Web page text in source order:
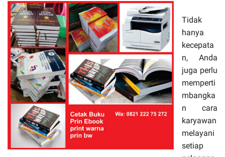
Tidak
hanya
kecepata
n, Anda
juga perlu
memperti
mbangka
n cara
karyawan
melayani
setiap